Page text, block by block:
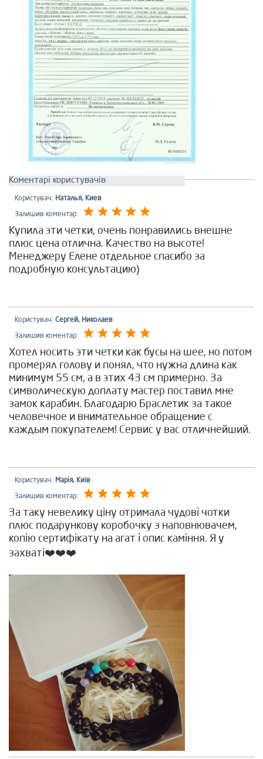
Коментарі користувачів
Користувач: Наталья, Киев
Залишив коментар:
Купила эти четки, очень понравились внешне
плюс цена отлична. Качество на высоте!
Менеджеру Елене отдельное спасибо за
подробную консультацию)
Користувач: Сергей, Николаев
Залишив коментар:
Хотел носить эти четки как бусы на шее, но потом
промерял голову и понял, что нужна длина как
минимум 55 см, а в этих 43 см примерно. За
символическую доплату мастер поставил мне
замок карабин. Благодарю Браслетик за такое
человечное и внимательное обращение с
каждым покупателем! Сервис у вас отличнейший.
Користувач: Марія, Киів
Залишив коментар:
За таку невелику ціну отримала чудові чотки
плюс подарункову коробочку з наповнювачем,
копію сертифікату на агат і опис каміння. Я у
захваті❤️❤️❤️